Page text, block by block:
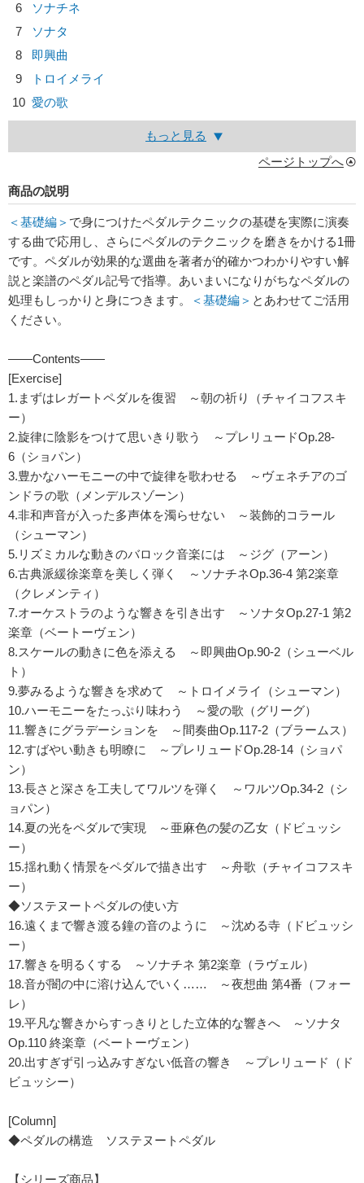
6
ソナチネ
7
ソナタ
8
即興曲
9
トロイメライ
10 愛の歌
もっと見る
ページトップへ
商品の説明
＜基礎編＞ で身につけたペダルテクニックの基礎を実際に演奏
する曲で応用し、さらにペダルのテクニックを磨きをかける1冊
です。ペダルが効果的な選曲を著者が的確かつわかりやすい解
説と楽譜のペダル記号で指導。あいまいになりがちなペダルの
処理もしっかりと身につきます。
＜基礎編＞ とあわせてご活用
ください。
――Contents――
[Exercise]
1.まずはレガートペダルを復習 ～朝の祈り（チャイコフスキ
ー）
2.旋律に陰影をつけて思いきり歌う ～プレリュードOp.28-
6（ショパン）
3.豊かなハーモニーの中で旋律を歌わせる ～ヴェネチアのゴ
ンドラの歌（メンデルスゾーン）
4.非和声音が入った多声体を濁らせない ～装飾的コラール
（シューマン）
5.リズミカルな動きのバロック音楽には ～ジグ（アーン）
6.古典派緩徐楽章を美しく弾く ～ソナチネOp.36-4 第2楽章
（クレメンティ）
7.オーケストラのような響きを引き出す ～ソナタOp.27-1 第2
楽章（ベートーヴェン）
8.スケールの動きに色を添える ～即興曲Op.90-2（シューベル
ト）
9.夢みるような響きを求めて ～トロイメライ（シューマン）
10.ハーモニーをたっぷり味わう ～愛の歌（グリーグ）
11.響きにグラデーションを ～間奏曲Op.117-2（ブラームス）
12.すばやい動きも明瞭に ～プレリュードOp.28-14（ショパ
ン）
13.長さと深さを工夫してワルツを弾く ～ワルツOp.34-2（シ
ョパン）
14.夏の光をペダルで実現 ～亜麻色の髪の乙女（ドビュッシ
ー）
15.揺れ動く情景をペダルで描き出す ～舟歌（チャイコフスキ
ー）
◆ソステヌートペダルの使い方
16.遠くまで響き渡る鐘の音のように ～沈める寺（ドビュッシ
ー）
17.響きを明るくする ～ソナチネ 第2楽章（ラヴェル）
18.音が闇の中に溶け込んでいく…… ～夜想曲 第4番（フォー
レ）
19.平凡な響きからすっきりとした立体的な響きへ ～ソナタ
Op.110 終楽章（ベートーヴェン）
20.出すぎず引っ込みすぎない低音の響き ～プレリュード（ド
ビュッシー）
[Column]
◆ペダルの構造 ソステヌートペダル
【シリーズ商品】